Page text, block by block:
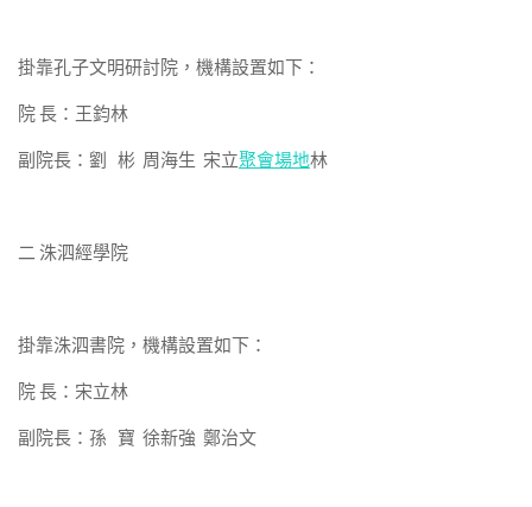
掛靠孔子文明研討院，機構設置如下：
院 長：王鈞林
副院長：劉 彬 周海生 宋立聚會場地林
二洙泗經學院
掛靠洙泗書院，機構設置如下：
院 長：宋立林
副院長：孫 寶 徐新強 鄭治文